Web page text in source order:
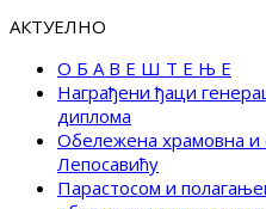
АКТУЕЛНО
О Б А В Е Ш Т Е Њ Е
Награђени ђаци
диплома
Обележена храмовна и
Лепосавићу
Парастосом и